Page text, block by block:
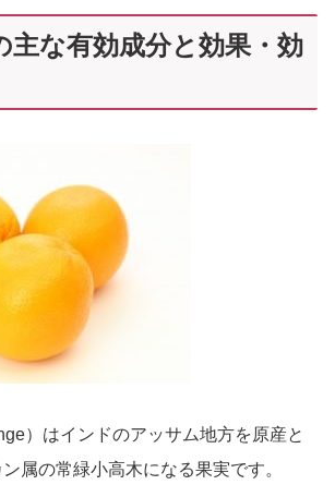
主な有効成分と効果・効
）はインドのアッサム地方を原産と
属の常緑小高木になる果実です。